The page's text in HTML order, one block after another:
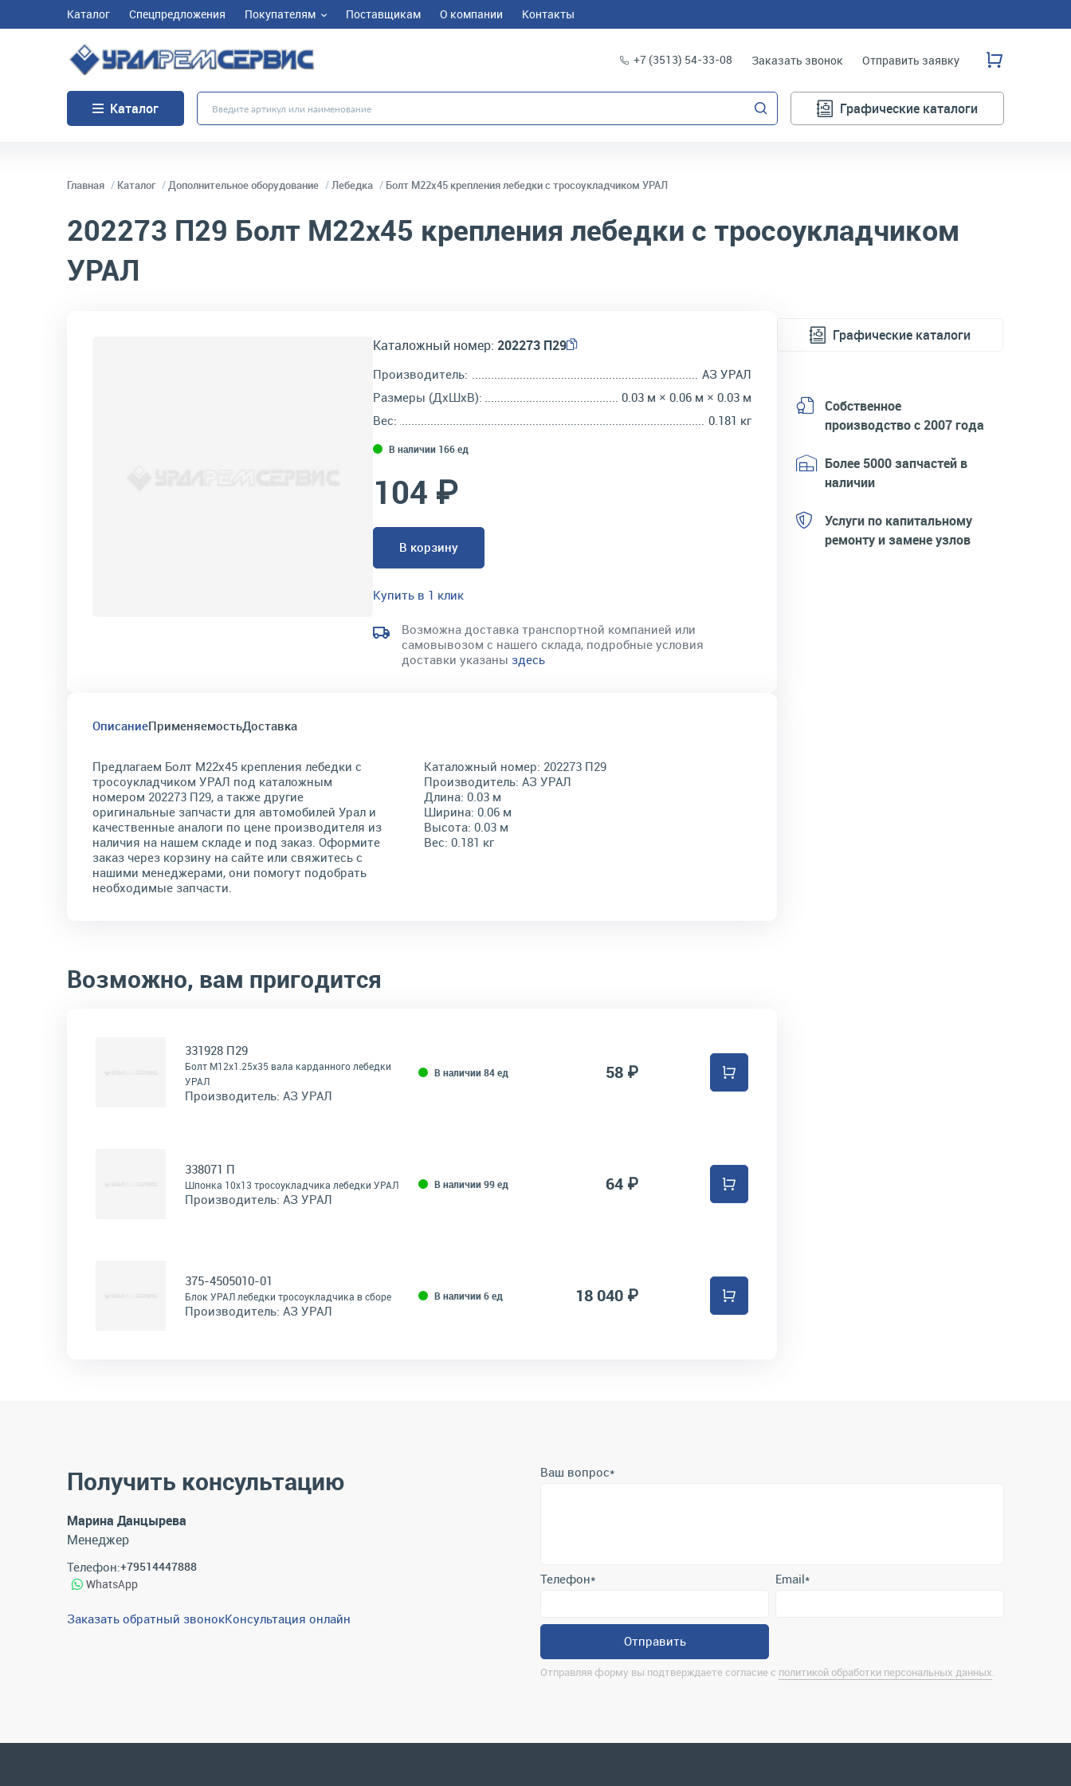
Каталог Спецпредложения Покупателям Поставщикам О компании Контакты
+7 (3513) 54-33-08 Заказать звонок Отправить заявку
Каталог Графические каталоги
Главная Каталог Дополнительное оборудование Лебедка Болт М22х45 крепления лебедки с тросоукладчиком УРАЛ
202273 П29 Болт М22х45 крепления лебедки с тросоукладчиком
УРАЛ
Каталожный номер: 202273 П29
Производитель:
АЗ УРАЛ
Размеры (ДхШхВ):
0.03 м × 0.06 м × 0.03 м
Вес:
0.181 кг
В наличии 166 ед
104 ₽
В корзину
Купить в 1 клик
Возможна доставка транспортной компанией или
самовывозом с нашего склада, подробные условия
доставки указаны здесь
ОписаниеПрименяемостьДоставка
Предлагаем Болт М22х45 крепления лебедки с
тросоукладчиком УРАЛ под каталожным
номером 202273 П29, а также другие
оригинальные запчасти для автомобилей Урал и
качественные аналоги по цене производителя из
наличия на нашем складе и под заказ. Оформите
заказ через корзину на сайте или свяжитесь с
нашими менеджерами, они помогут подобрать
необходимые запчасти.
Каталожный номер: 202273 П29
Производитель: АЗ УРАЛ
Длина: 0.03 м
Ширина: 0.06 м
Высота: 0.03 м
Вес: 0.181 кг
Возможно, вам пригодится
331928 П29
Болт М12х1.25х35 вала карданного лебедки
УРАЛ
Производитель: АЗ УРАЛ
В наличии 84 ед 58 ₽
338071 П
Шпонка 10х13 тросоукладчика лебедки УРАЛ
Производитель: АЗ УРАЛ
В наличии 99 ед 64 ₽
375-4505010-01
Блок УРАЛ лебедки тросоукладчика в сборе
Производитель: АЗ УРАЛ
В наличии 6 ед 18 040 ₽
Графические каталоги
Собственное
производство с 2007 года
Более 5000 запчастей в
наличии
Услуги по капитальному
ремонту и замене узлов
Получить консультацию
Марина Данцырева
Менеджер
Телефон:+79514447888
WhatsApp
Заказать обратный звонокКонсультация онлайн
Ваш вопрос*
Каталог
О компании
Контактная информация